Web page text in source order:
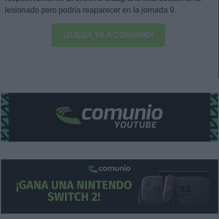
lesionado pero podría reaparecer en la jornada 9.
¡JUEGA YA A COMUNIO!